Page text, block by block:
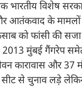
विशेष
आतंकवाद के
को फांसी की सजा
2013 मुंबई गैंगरेप
कारावास और 37
से चुनाव लड़े